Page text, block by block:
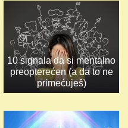
10 signala da si mentalno
preopterećen (a da to ne
primećuješ)